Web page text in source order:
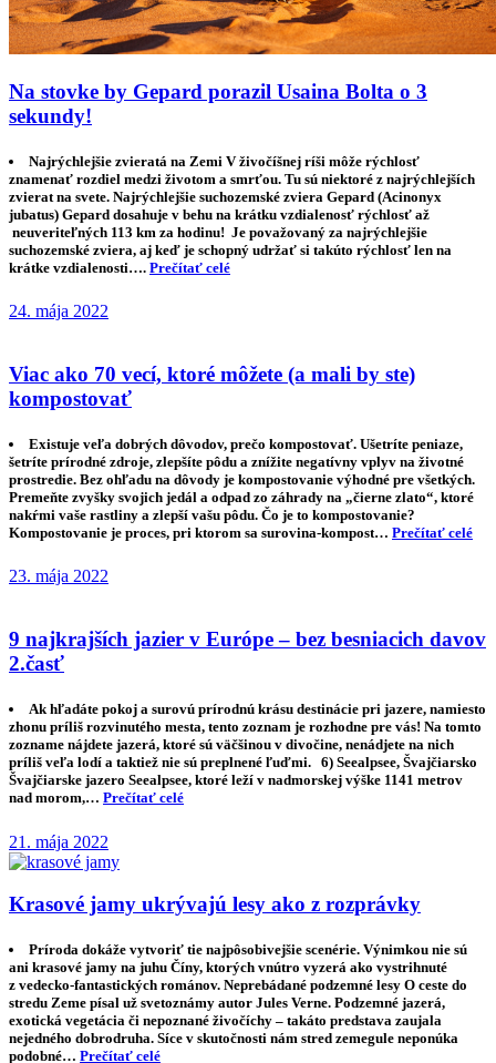
Na stovke by Gepard porazil Usaina Bolta o 3
sekundy!
Najrýchlejšie zvieratá na Zemi V živočíšnej ríši môže rýchlosť
znamenať rozdiel medzi životom a smrťou. Tu sú niektoré z najrýchlejších
zvierat na svete. Najrýchlejšie suchozemské zviera Gepard (Acinonyx
jubatus) Gepard dosahuje v behu na krátku vzdialenosť rýchlosť až
neuveriteľných 113 km za hodinu! Je považovaný za najrýchlejšie
suchozemské zviera, aj keď je schopný udržať si takúto rýchlosť len na
krátke vzdialenosti…. Prečítať celé
24. mája 2022
Viac ako 70 vecí, ktoré môžete (a mali by ste)
kompostovať
Existuje veľa dobrých dôvodov, prečo kompostovať. Ušetríte peniaze,
šetríte prírodné zdroje, zlepšíte pôdu a znížite negatívny vplyv na životné
prostredie. Bez ohľadu na dôvody je kompostovanie výhodné pre všetkých.
Premeňte zvyšky svojich jedál a odpad zo záhrady na „čierne zlato“, ktoré
nakŕmi vaše rastliny a zlepší vašu pôdu. Čo je to kompostovanie?
Kompostovanie je proces, pri ktorom sa surovina-kompost… Prečítať celé
23. mája 2022
9 najkrajších jazier v Európe – bez besniacich davov
2.časť
Ak hľadáte pokoj a surovú prírodnú krásu destinácie pri jazere, namiesto
zhonu príliš rozvinutého mesta, tento zoznam je rozhodne pre vás! Na tomto
zozname nájdete jazerá, ktoré sú väčšinou v divočine, nenádjete na nich
príliš veľa lodí a taktiež nie sú preplnené ľuďmi. 6) Seealpsee, Švajčiarsko
Švajčiarske jazero Seealpsee, ktoré leží v nadmorskej výške 1141 metrov
nad morom,… Prečítať celé
21. mája 2022
Krasové jamy ukrývajú lesy ako z rozprávky
Príroda dokáže vytvoriť tie najpôsobivejšie scenérie. Výnimkou nie sú
ani krasové jamy na juhu Číny, ktorých vnútro vyzerá ako vystrihnuté
z vedecko-fantastických románov. Neprebádané podzemné lesy O ceste do
stredu Zeme písal už svetoznámy autor Jules Verne. Podzemné jazerá,
exotická vegetácia či nepoznané živočíchy – takáto predstava zaujala
nejedného dobrodruha. Síce v skutočnosti nám stred zemegule neponúka
podobné… Prečítať celé